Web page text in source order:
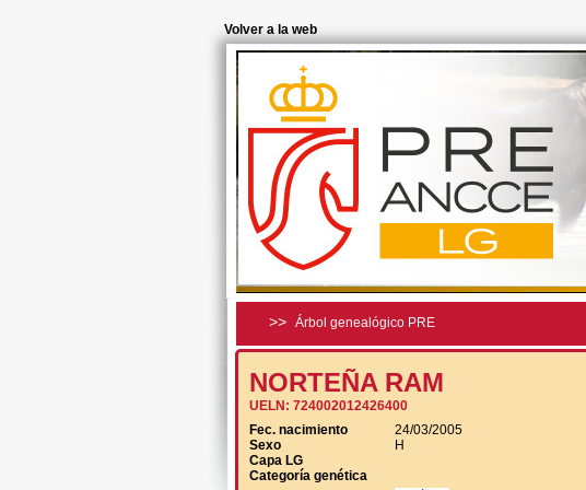
Volver a la web
>> Árbol genealógico PRE
NORTEÑA RAM
UELN: 724002012426400
Fec. nacimiento
24/03/2005
Sexo
H
Capa LG
Categoría genética